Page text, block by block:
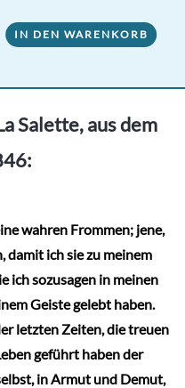
IN DEN WARENKORB
Salette, aus dem
wahren Frommen; jene,
damit ich sie zu meinem
ich sozusagen in meinen
Geiste gelebt haben.
letzten Zeiten, die treuen
geführt haben der
in Armut und Demut,